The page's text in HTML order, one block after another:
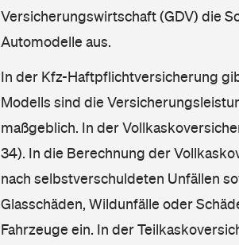
Versicherungswirtschaft (GDV) die
Automodelle aus.
In der Kfz-Haftpflichtversicherung
Modells sind die
maßgeblich. In der
34). In die Berechnung der
nach selbstverschuldeten Unfällen
Glasschäden, Wildunfälle oder
Fahrzeuge ein. In der